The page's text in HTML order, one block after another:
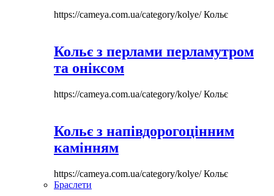
https://cameya.com.ua/category/kolye/Кольє
Кольє з перлами перламутром
та оніксом
https://cameya.com.ua/category/kolye/Кольє
Кольє з напівдорогоцінним
камінням
https://cameya.com.ua/category/kolye/Кольє
Браслети